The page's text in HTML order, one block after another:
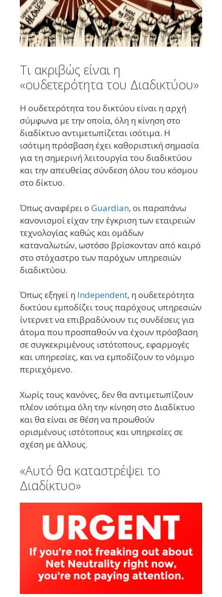
Τι ακριβώς είναι η
«ουδετερότητα του Διαδικτύου»
Η ουδετερότητα του δικτύου είναι η αρχή
σύμφωνα με την οποία, όλη η κίνηση στο
διαδίκτυο αντιμετωπίζεται ισότιμα. Η
ισότιμη πρόσβαση έχει καθοριστική σημασία
για τη σημερινή λειτουργία του διαδικτύου
και την απευθείας σύνδεση όλου του κόσμου
στο δίκτυο.
Όπως αναφέρει ο Guardian, οι παραπάνω
κανονισμοί είχαν την έγκριση των εταιρειών
τεχνολογίας καθώς και ομάδων
καταναλωτών, ωστόσο βρίσκονταν από καιρό
στο στόχαστρο των παρόχων υπηρεσιών
διαδικτύου.
Όπως εξηγεί η Independent, η ουδετερότητα
δικτύου εμποδίζει τους παρόχους υπηρεσιών
ίντερνετ να επιβραδύνουν τις συνδέσεις για
άτομα που προσπαθούν να έχουν πρόσβαση
σε συγκεκριμένους ιστότοπους, εφαρμογές
και υπηρεσίες, και να εμποδίζουν το νόμιμο
περιεχόμενο.
Χωρίς τους κανόνες, δεν θα αντιμετωπίζουν
πλέον ισότιμα όλη την κίνηση στο Διαδίκτυο
και θα είναι σε θέση να προωθούν
ορισμένους ιστότοπους και υπηρεσίες σε
σχέση με άλλους.
«Αυτό θα καταστρέψει το
Διαδίκτυο»